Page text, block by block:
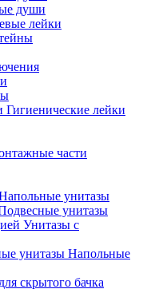
души
лейки
Гигиенические лейки
части
унитазы
унитазы
Унитазы с
Напольные